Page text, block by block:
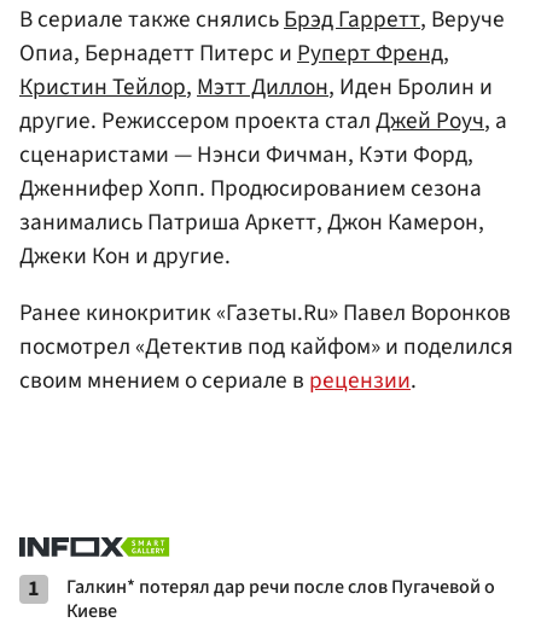
В сериале также снялисьБрэд Гарретт, Веруче
Опиа, Бернадетт Питерс иРуперт Френд,
Кристин Тейлор,Мэтт Диллон, Иден Бролин и
другие. Режиссером проекта сталДжей Роуч, а
сценаристами — Нэнси Фичман, Кэти Форд,
Дженнифер Хопп. Продюсированием сезона
занимались Патриша Аркетт, Джон Камерон,
Джеки Кон и другие.
Ранее кинокритик «Газеты.Ru» Павел Воронков
посмотрел «Детектив под кайфом» и поделился
своим мнением о сериале в рецензии.
1
Галкин* потерял дар речи после слов Пугачевой о
Киеве